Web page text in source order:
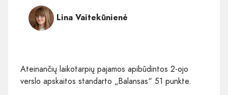
Lina Vaitekūnienė
Ateinančių laikotarpių pajamos apibūdintos 2-ojo
verslo apskaitos standarto „Balansas“ 51 punkte.